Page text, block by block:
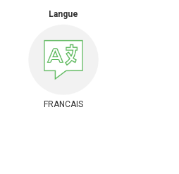
Langue
FRANCAIS